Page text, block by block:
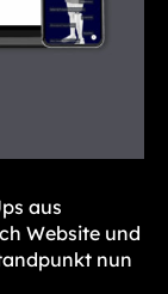
aus
Website und
nun